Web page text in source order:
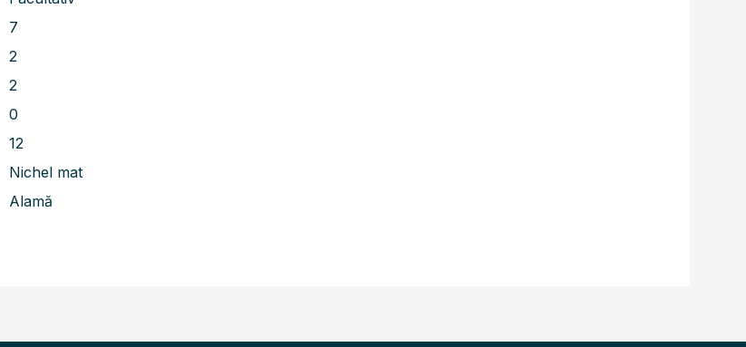
7
2
2
0
12
Nichel mat
Alamă